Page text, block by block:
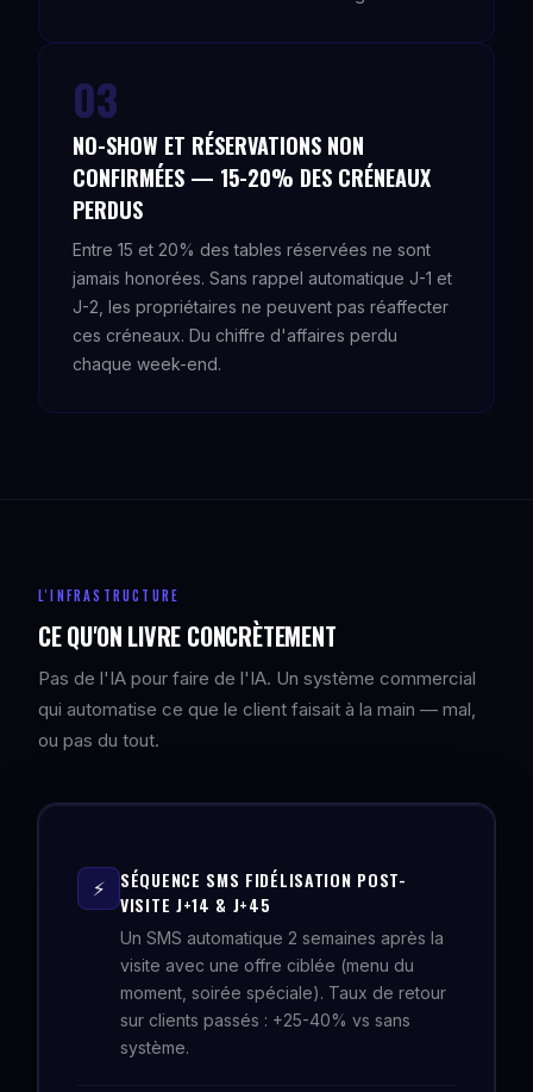
03
NO-SHOW ET RÉSERVATIONS NON
CONFIRMÉES — 15-20% DES CRÉNEAUX
PERDUS
Entre 15 et 20% des tables réservées ne sont
jamais honorées. Sans rappel automatique J-1 et
J-2, les propriétaires ne peuvent pas réaffecter
ces créneaux. Du chiffre d'affaires perdu
chaque week-end.
L'INFRASTRUCTURE
CE QU'ON LIVRE CONCRÈTEMENT
Pas de l'IA pour faire de l'IA. Un système commercial
qui automatise ce que le client faisait à la main — mal,
ou pas du tout.
⚡
SÉQUENCE SMS FIDÉLISATION POST-
VISITE J+14 & J+45
Un SMS automatique 2 semaines après la
visite avec une offre ciblée (menu du
moment, soirée spéciale). Taux de retour
sur clients passés : +25-40% vs sans
système.